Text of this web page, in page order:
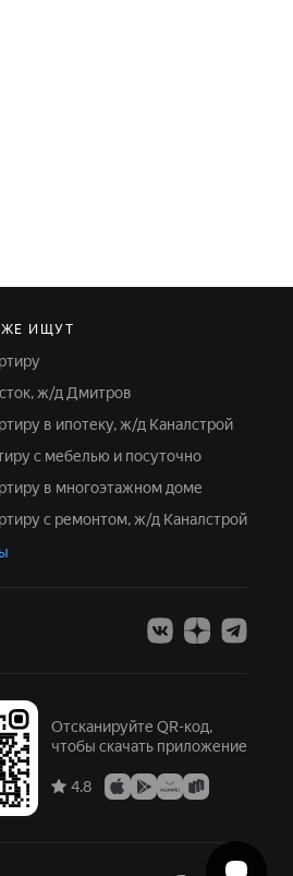
ИЩУТ
ж/д Дмитров
в ипотеку, ж/д Каналстрой
с мебелью и посуточно
в многоэтажном доме
с ремонтом, ж/д Каналстрой
Отсканируйте QR-код,
чтобы скачать приложение
4.8